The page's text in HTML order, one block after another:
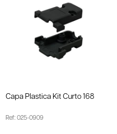
Capa Plastica Kit Curto 168
Ref: 025-0909